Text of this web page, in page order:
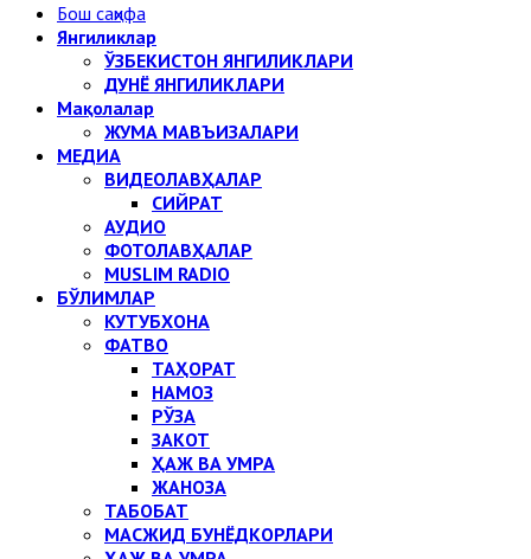
Бош саҳифа
Янгиликлар
ЎЗБЕКИСТОН ЯНГИЛИКЛАРИ
ДУНЁ ЯНГИЛИКЛАРИ
Мақолалар
ЖУМА МАВЪИЗАЛАРИ
МЕДИА
ВИДЕОЛАВҲАЛАР
СИЙРАТ
АУДИО
ФОТОЛАВҲАЛАР
MUSLIM RADIO
БЎЛИМЛАР
КУТУБХОНА
ФАТВО
ТАҲОРАТ
НАМОЗ
РЎЗА
ЗАКОТ
ҲАЖ ВА УМРА
ЖАНОЗА
ТАБОБАТ
МАСЖИД БУНЁДКОРЛАРИ